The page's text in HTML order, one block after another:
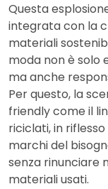
Questa
integrata con la
materiali
moda non è solo
ma anche
Per questo, la
friendly come il
riciclati, in
marchi del
senza rinunciare
materiali usati.